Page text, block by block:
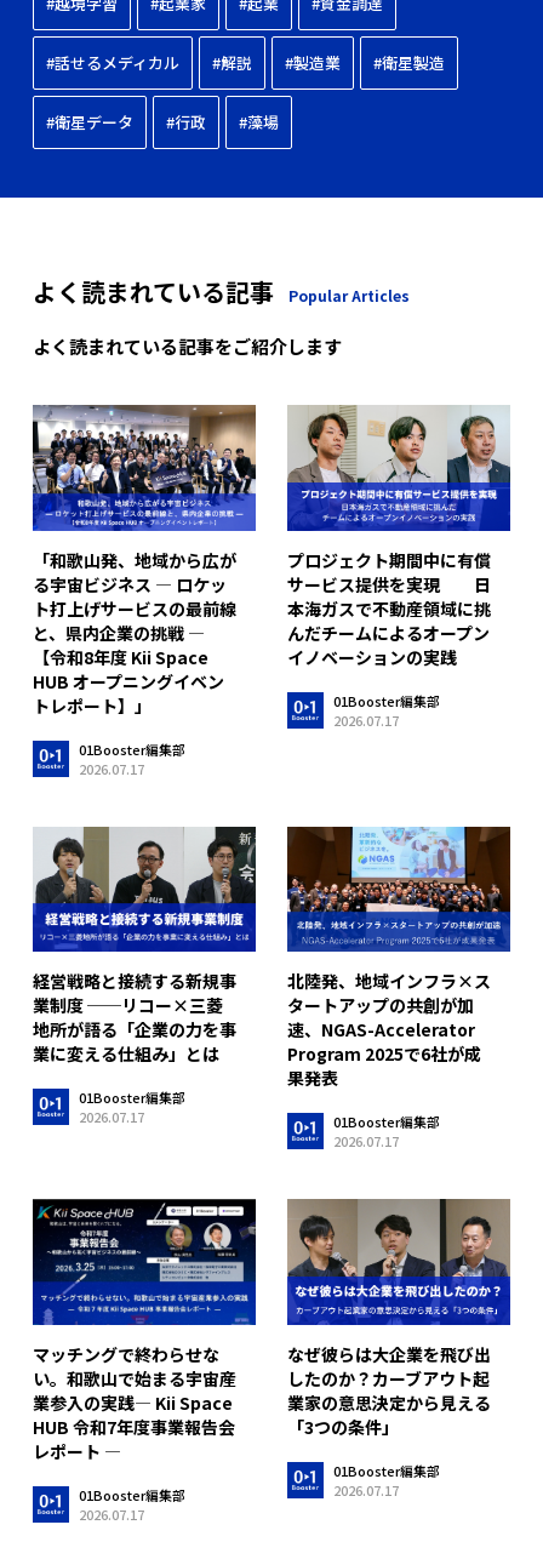
#話せるメディカル #解説 #製造業 #衛星製造
#衛星データ #行政 #藻場
よく読まれている記事 Popular Articles
よく読まれている記事をご紹介します
「和歌山発、地域から広が
る宇宙ビジネス ― ロケッ
ト打上げサービスの最前線
と、県内企業の挑戦 ―
【令和8年度 Kii Space
HUB オープニングイベン
トレポート】」
01Booster編集部
2026.07.17
プロジェクト期間中に有償
サービス提供を実現 日
本海ガスで不動産領域に挑
んだチームによるオープン
イノベーションの実践
01Booster編集部
2026.07.17
経営戦略と接続する新規事
業制度 ──リコー×三菱
地所が語る「企業の力を事
業に変える仕組み」とは
01Booster編集部
2026.07.17
北陸発、地域インフラ×ス
タートアップの共創が加
速、NGAS-Accelerator
Program 2025で6社が成
果発表
01Booster編集部
2026.07.17
マッチングで終わらせな
い。和歌山で始まる宇宙産
業参入の実践― Kii Space
HUB 令和7年度事業報告会
レポート ―
01Booster編集部
2026.07.17
なぜ彼らは大企業を飛び出
したのか？カーブアウト起
業家の意思決定から見える
「3つの条件」
01Booster編集部
2026.07.17